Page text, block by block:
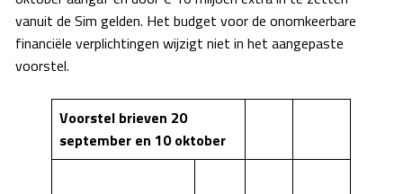
vanuit de Sim gelden. Het budget voor de onomkeerbare
financiële verplichtingen wijzigt niet in het aangepaste
voorstel.
Voorstel brieven 20
september en 10 oktober